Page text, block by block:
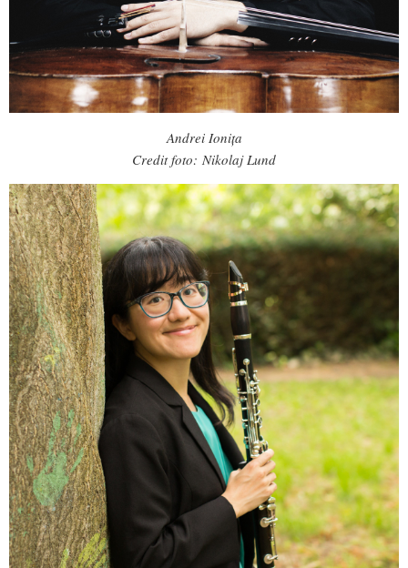
Andrei Ionița
Credit foto: Nikolaj Lund